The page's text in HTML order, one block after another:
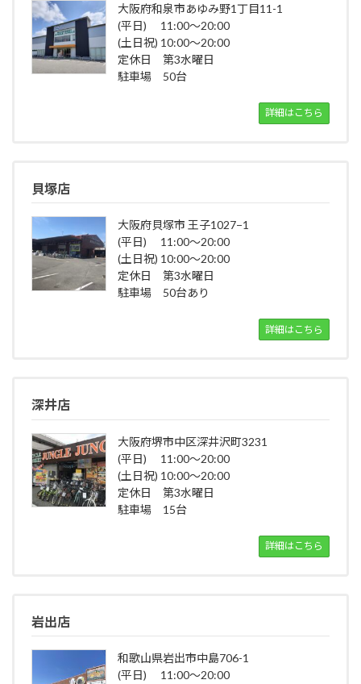
大阪府和泉市あゆみ野1丁目11-1
(平日) 11:00～20:00
(土日祝) 10:00～20:00
定休日 第3水曜日
駐車場 50台
詳細はこちら
貝塚店
大阪府貝塚市 王子1027−1
(平日) 11:00～20:00
(土日祝) 10:00～20:00
定休日 第3水曜日
駐車場 50台あり
詳細はこちら
深井店
大阪府堺市中区深井沢町3231
(平日) 11:00～20:00
(土日祝) 10:00～20:00
定休日 第3水曜日
駐車場 15台
詳細はこちら
岩出店
和歌山県岩出市中島706-1
(平日) 11:00～20:00